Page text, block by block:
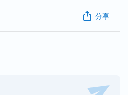
分享